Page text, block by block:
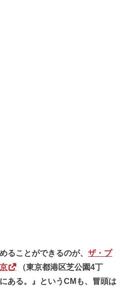
ることができるのが、ザ・プ
（東京都港区芝公園4丁
ある。』というCMも、冒頭は